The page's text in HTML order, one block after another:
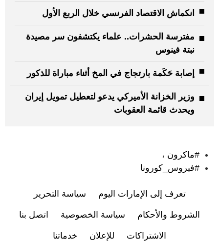
انكماش الاقتصاد الفرنسي خلال الربع الأول
مفترسة الحشرات.. علماء يكتشفون سر مصيدة
نبتة فينوس
إصابة حَكَمة بارتجاج في المخ أثناء مباراة للذكور
وزير الخزانة الأميركي يدعو لتعطيل تمويل إيران
ويحدث قائمة العقوبات
#ماكرون ،
#فيروس_كورونا
تعرف إلى الإمارات اليوم سياسة التحرير
الشروط والأحكام سياسة الخصوصية اتصل بنا
الاشتراكات للإعلان خدماتنا